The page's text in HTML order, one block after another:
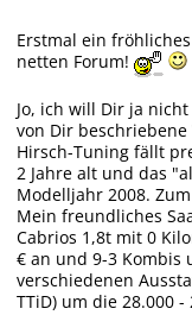
Erstmal ein
netten Forum!
Jo, ich will Dir ja
von Dir
Hirsch-Tuning fällt
2 Jahre alt und das
Modelljahr 2008.
Mein freundliches
Cabrios 1,8t mit 0
€ an und 9-3 Kombis
verschiedenen
TTiD) um die 28.000 -